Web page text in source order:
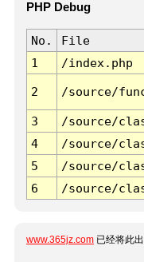
PHP Debug
No. File
1
/index.php
2 /source/
3 /source/
4
/source/
5
/source/
6
/source/
www.365jz.com 已经将此